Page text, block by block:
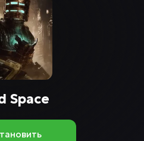
Space